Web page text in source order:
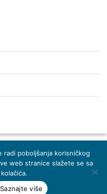
Naruči odmah
– Design by Michel studio
radi poboljšanja korisničkog
web stranice slažete se sa
Saznajte više